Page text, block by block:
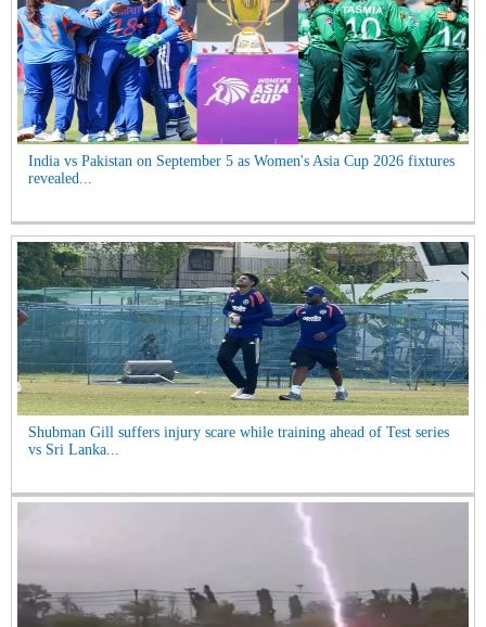
India vs Pakistan on September 5 as Women's Asia Cup 2026 fixtures
revealed...
Shubman Gill suffers injury scare while training ahead of Test series
vs Sri Lanka...